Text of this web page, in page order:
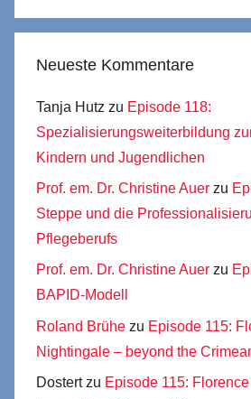
Neueste Kommentare
Tanja Hutz zu Episode 118:
Spezialisierungsweiterbildung
Kindern und Jugendlichen
Prof. em. Dr. Christine Auer zu
Steppe und die
Pflegeberufs
Prof. em. Dr. Christine Auer zu
BAPID-Modell
Roland Brühe zu Episode 115:
Nightingale – beyond the
Dostertzu Episode 115: